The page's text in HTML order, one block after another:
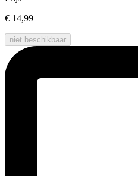
€ 14,99
niet beschikbaar